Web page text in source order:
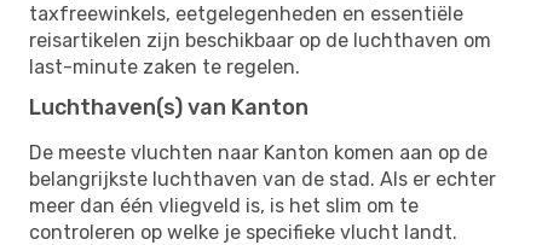
taxfreewinkels, eetgelegenheden en essentiële
reisartikelen zijn beschikbaar op de luchthaven om
last-minute zaken te regelen.
Luchthaven(s) van Kanton
De meeste vluchten naar Kanton komen aan op de
belangrijkste luchthaven van de stad. Als er echter
meer dan één vliegveld is, is het slim om te
controleren op welke je specifieke vlucht landt.